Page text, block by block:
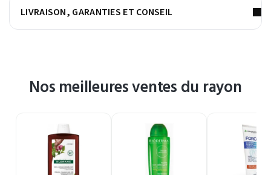
LIVRAISON, GARANTIES ET CONSEIL
Nos meilleures ventes du rayon